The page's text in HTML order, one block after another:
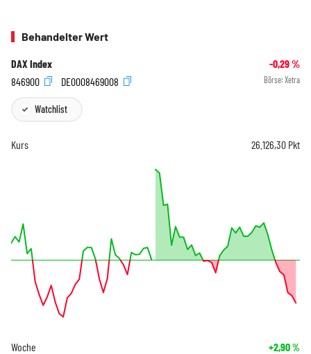
Behandelter Wert
DAX Index -0,29%
846900
DE0008469008 Börse: Xetra
Watchlist
Kurs 26.126,30 Pkt
Woche +2,90%